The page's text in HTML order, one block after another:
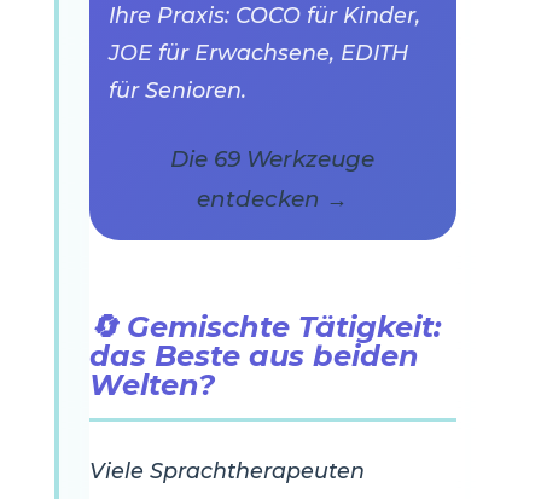
Ihre Praxis: COCO für Kinder,
JOE für Erwachsene, EDITH
für Senioren.
Die 69 Werkzeuge
entdecken →
🔄 Gemischte Tätigkeit:
das Beste aus beiden
Welten?
Viele Sprachtherapeuten